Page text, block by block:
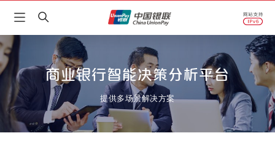
商业银行智能决策分析平台
提供多场景解决方案